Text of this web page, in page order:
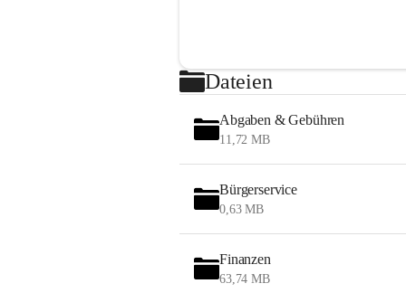
Dateien
Abgaben & Gebühren
11,72 MB
Bürgerservice
0,63 MB
Finanzen
63,74 MB